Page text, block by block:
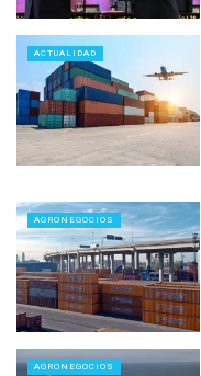
ACTUALIDAD
AGRONEGOCIOS
AGRONEGOCIOS